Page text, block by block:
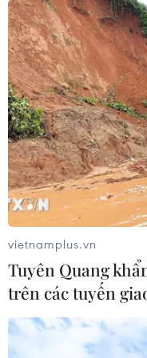
vietnamplus.vn
Tuyên Quang
trên các tuyến